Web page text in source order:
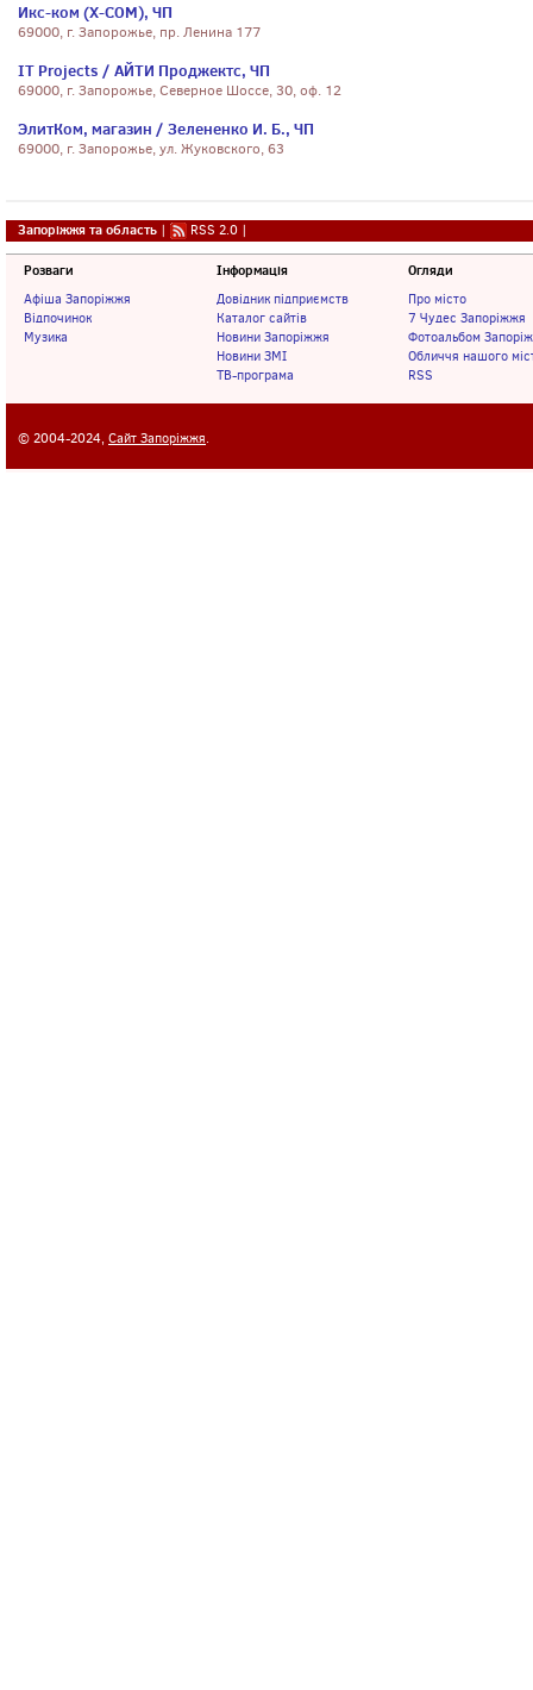
Икс-ком (X-COM), ЧП
69000, г. Запорожье, пр. Ленина 177
IT Projects / АЙТИ Проджектс, ЧП
69000, г. Запорожье, Северное Шоссе, 30, оф. 12
ЭлитКом, магазин / Зелененко И. Б., ЧП
69000, г. Запорожье, ул. Жуковского, 63
Запоріжжя та область | RSS 2.0 |
Розваги
Афіша Запоріжжя
Відпочинок
Музика
Інформація
Довідник підприємств
Каталог сайтів
Новини Запоріжжя
Новини ЗМІ
ТВ-програма
Огляди
Про місто
7 Чудес Запоріжжя
Фотоальбом
Обличчя нашого
RSS
© 2004-2024, Сайт Запоріжжя.